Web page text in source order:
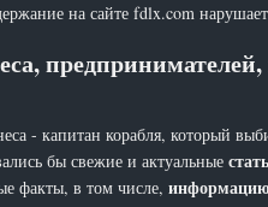
на сайте fdlx.com
- капитан корабля, который
бы свежие и актуальные
факты, в том числе, информацию